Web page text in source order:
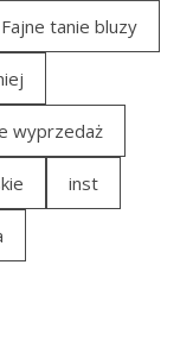
Fajne tanie bluzy
wyprzedaż
inst